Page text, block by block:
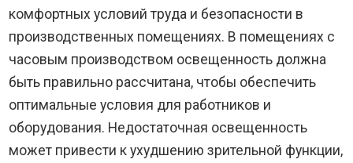
комфортных условий труда и безопасности в
производственных помещениях. В помещениях с
часовым производством освещенность должна
быть правильно рассчитана, чтобы обеспечить
оптимальные условия для работников и
оборудования. Недостаточная освещенность
может привести к ухудшению зрительной функции,